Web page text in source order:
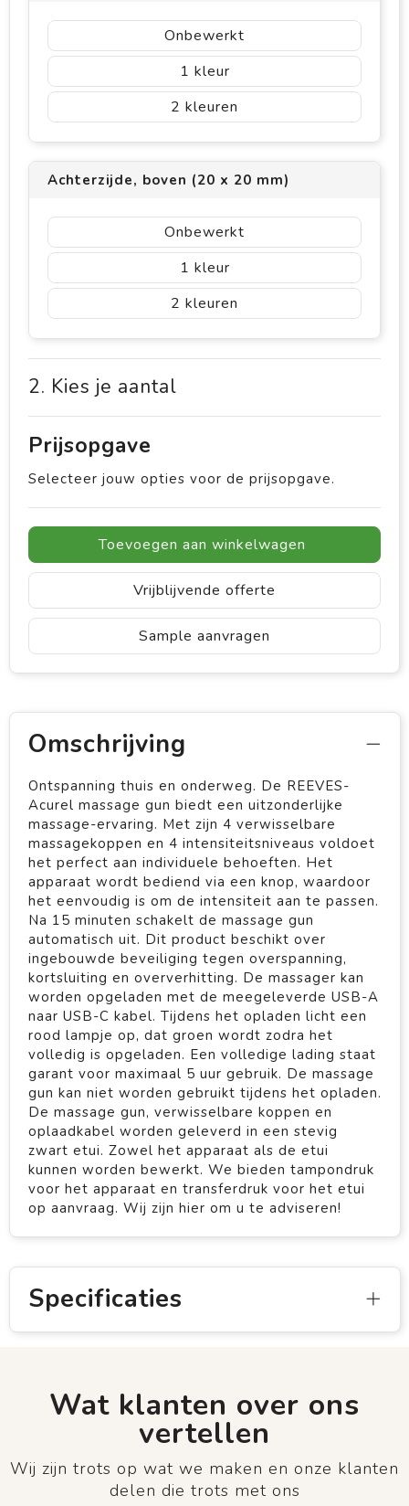
Onbewerkt
1
2
Achterzijde, boven (20 x 20 mm)
Onbewerkt
1
2
2. Kies je aantal
Prijsopgave
Selecteer jouw opties voor de prijsopgave.
Toevoegen aan winkelwagen
Vrijblijvende offerte
Sample aanvragen
Omschrijving
Ontspanning thuis en onderweg. De REEVES-
Acurel massage gun biedt een uitzonderlijke
massage-ervaring. Met zijn 4 verwisselbare
massagekoppen en 4 intensiteitsniveaus voldoet
het perfect aan individuele behoeften. Het
apparaat wordt bediend via een knop, waardoor
het eenvoudig is om de intensiteit aan te passen.
Na 15 minuten schakelt de massage gun
automatisch uit. Dit product beschikt over
ingebouwde beveiliging tegen overspanning,
kortsluiting en oververhitting. De massager kan
worden opgeladen met de meegeleverde USB-A
naar USB-C kabel. Tijdens het opladen licht een
rood lampje op, dat groen wordt zodra het
volledig is opgeladen. Een volledige lading staat
garant voor maximaal 5 uur gebruik. De massage
gun kan niet worden gebruikt tijdens het opladen.
De massage gun, verwisselbare koppen en
oplaadkabel worden geleverd in een stevig
zwart etui. Zowel het apparaat als de etui
kunnen worden bewerkt. We bieden tampondruk
voor het apparaat en transferdruk voor het etui
op aanvraag. Wij zijn hier om u te adviseren!
Specificaties
Wat klanten over ons
vertellen
Wij zijn trots op wat we maken en onze klanten
delen die trots met ons